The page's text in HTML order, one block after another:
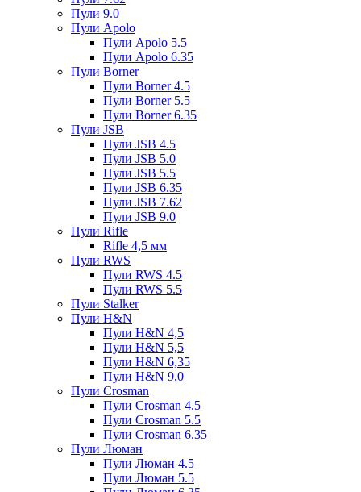
Пули 9.0
Пули Apolo
Пули Apolo 5.5
Пули Apolo 6.35
Пули Borner
Пули Borner 4.5
Пули Borner 5.5
Пули Borner 6.35
Пули JSB
Пули JSB 4.5
Пули JSB 5.0
Пули JSB 5.5
Пули JSB 6.35
Пули JSB 7.62
Пули JSB 9.0
Пули Rifle
Rifle 4,5 мм
Пули RWS
Пули RWS 4.5
Пули RWS 5.5
Пули Stalker
Пули H&N
Пули H&N 4,5
Пули H&N 5,5
Пули H&N 6,35
Пули H&N 9,0
Пули Crosman
Пули Crosman 4.5
Пули Crosman 5.5
Пули Crosman 6.35
Пули Люман
Пули Люман 4.5
Пули Люман 5.5